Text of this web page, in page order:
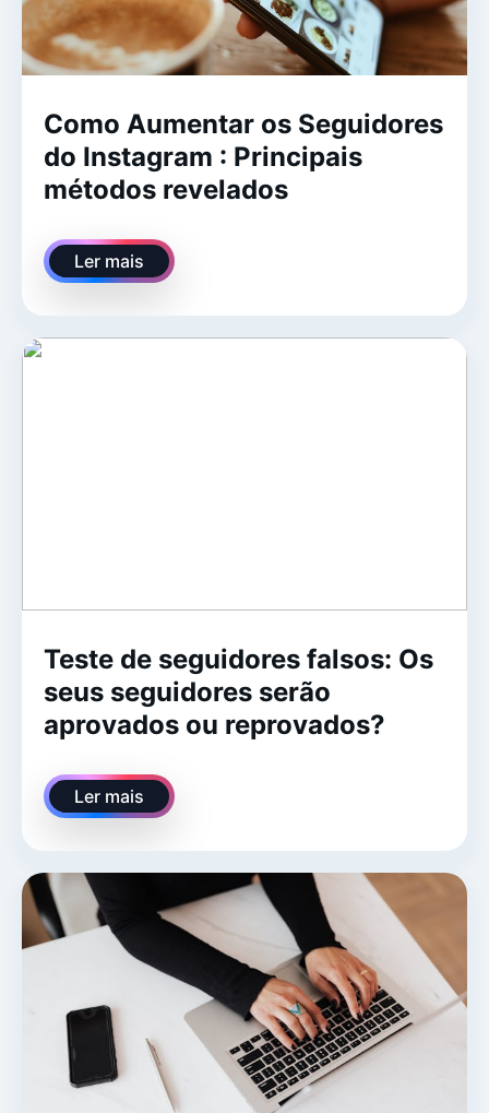
Como Aumentar os Seguidores
do Instagram : Principais
métodos revelados
Ler mais
Teste de seguidores falsos: Os
seus seguidores serão
aprovados ou reprovados?
Ler mais